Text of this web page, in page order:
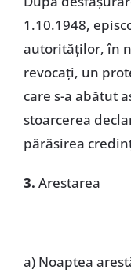
1.10.1948,
autorităților, în
revocați, un
care s-a abătut
stoarcerea
părăsirea
3. Arestarea
a) Noaptea